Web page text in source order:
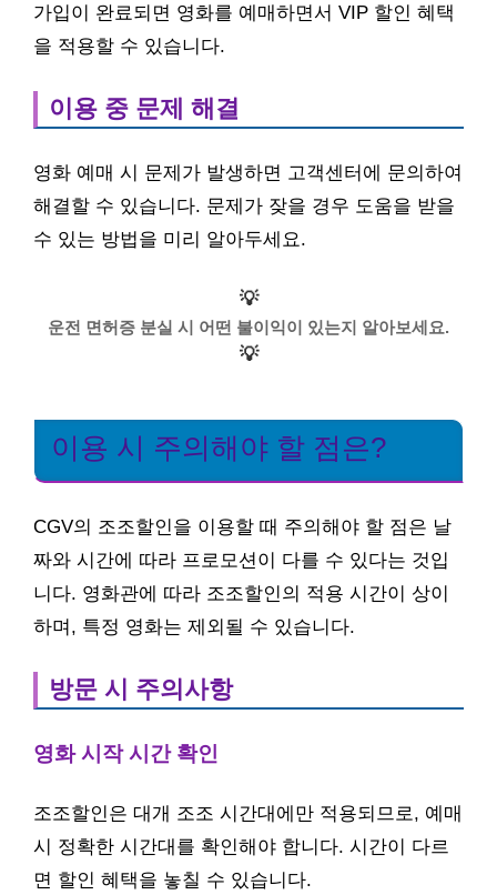
가입이 완료되면 영화를 예매하면서 VIP 할인 혜택
을 적용할 수 있습니다.
이용 중 문제 해결
영화 예매 시 문제가 발생하면 고객센터에 문의하여
해결할 수 있습니다. 문제가 잦을 경우 도움을 받을
수 있는 방법을 미리 알아두세요.
💡
운전 면허증 분실 시 어떤 불이익이 있는지 알아보세요.
💡
이용 시 주의해야 할 점은?
CGV의 조조할인을 이용할 때 주의해야 할 점은 날
짜와 시간에 따라 프로모션이 다를 수 있다는 것입
니다. 영화관에 따라 조조할인의 적용 시간이 상이
하며, 특정 영화는 제외될 수 있습니다.
방문 시 주의사항
영화 시작 시간 확인
조조할인은 대개 조조 시간대에만 적용되므로, 예매
시 정확한 시간대를 확인해야 합니다. 시간이 다르
면 할인 혜택을 놓칠 수 있습니다.